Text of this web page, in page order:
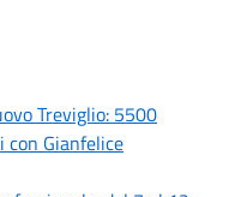
Treviglio: 5500
Gianfelice